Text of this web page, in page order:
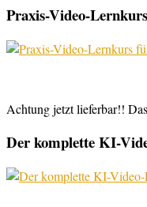
Praxis-Video-
Achtung jetzt lieferbar!!
Der komplette KI-